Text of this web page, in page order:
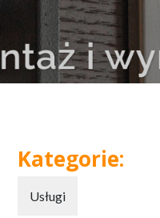
Kategorie:
Usługi